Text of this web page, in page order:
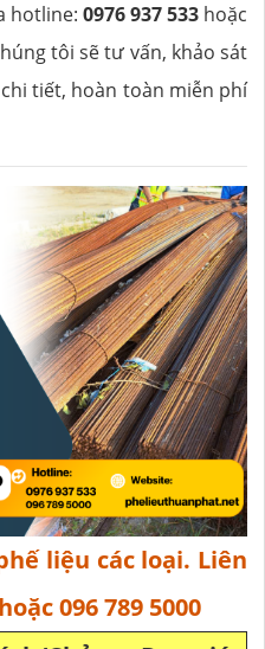
hotline: 0976 937 533 hoặc
tôi sẽ tư vấn, khảo sát
tiết, hoàn toàn miễn phí
liệu các loại. Liên
096 789 5000